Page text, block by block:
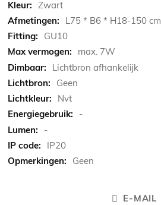
Zwart
L75 * B6 * H18-150 cm
GU10
max. 7W
Lichtbron afhankelijk
Geen
Nvt
-
-
IP20
Geen
E-MAIL